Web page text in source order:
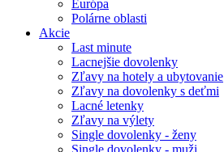
Európa
Polárne oblasti
Akcie
Last minute
Lacnejšie dovolenky
Zľavy na hotely a ubytovanie
Zľavy na dovolenky s deťmi
Lacné letenky
Zľavy na výlety
Single dovolenky - ženy
Single dovolenky - muži